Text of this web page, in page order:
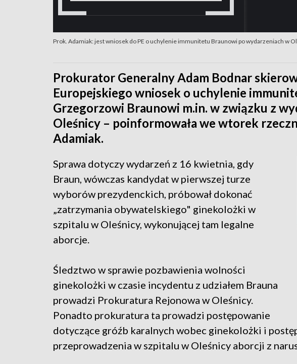
Prok. Adamiak: jest wniosek do PE o uchylenie immunitetu Braunowi po wydarzeniach w
Prokurator Generalny Adam Bodnar
Europejskiego wniosek o uchylenie
Grzegorzowi Braunowi m.in. w związku z
Oleśnicy – poinformowała we wtorek
Adamiak.
Sprawa dotyczy wydarzeń z 16 kwietnia, gdy
Braun, wówczas kandydat w pierwszej turze
wyborów prezydenckich, próbował dokonać
„zatrzymania obywatelskiego" ginekolożki w
szpitalu w Oleśnicy, wykonującej tam legalne
aborcje.
Śledztwo w sprawie pozbawienia wolności
ginekolożki w czasie incydentu z udziałem Brauna
prowadzi Prokuratura Rejonowa w Oleśnicy.
Ponadto prokuratura ta prowadzi postępowanie
dotyczące gróźb karalnych wobec ginekolożki i
przeprowadzenia w szpitalu w Oleśnicy aborcji z